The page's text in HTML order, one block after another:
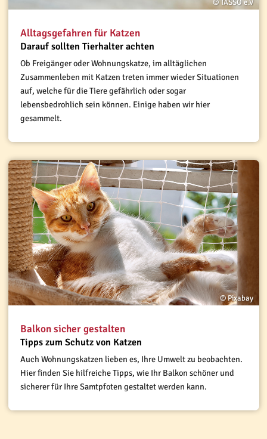
© TASSO e.V
Alltagsgefahren für Katzen
Darauf sollten Tierhalter achten
Ob Freigänger oder Wohnungskatze, im alltäglichen
Zusammenleben mit Katzen treten immer wieder Situationen
auf, welche für die Tiere gefährlich oder sogar
lebensbedrohlich sein können. Einige haben wir hier
gesammelt.
© Pixabay
Balkon sicher gestalten
Tipps zum Schutz von Katzen
Auch Wohnungskatzen lieben es, Ihre Umwelt zu beobachten.
Hier finden Sie hilfreiche Tipps, wie Ihr Balkon schöner und
sicherer für Ihre Samtpfoten gestaltet werden kann.